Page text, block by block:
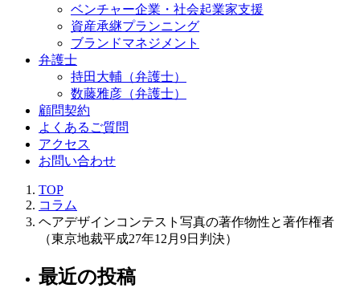
ベンチャー企業・社会起業家支援
資産承継プランニング
ブランドマネジメント
弁護士
持田大輔（弁護士）
数藤雅彦（弁護士）
顧問契約
よくあるご質問
アクセス
お問い合わせ
TOP
コラム
ヘアデザインコンテスト写真の著作物性と著作権者
（東京地裁平成27年12月9日判決）
最近の投稿